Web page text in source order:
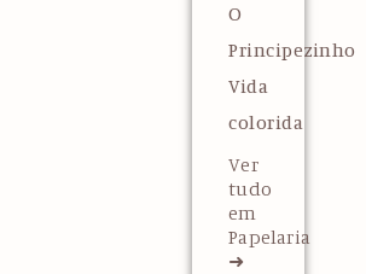
O
Principezinho
Vida
colorida
Ver
tudo
em
Papelaria
➜